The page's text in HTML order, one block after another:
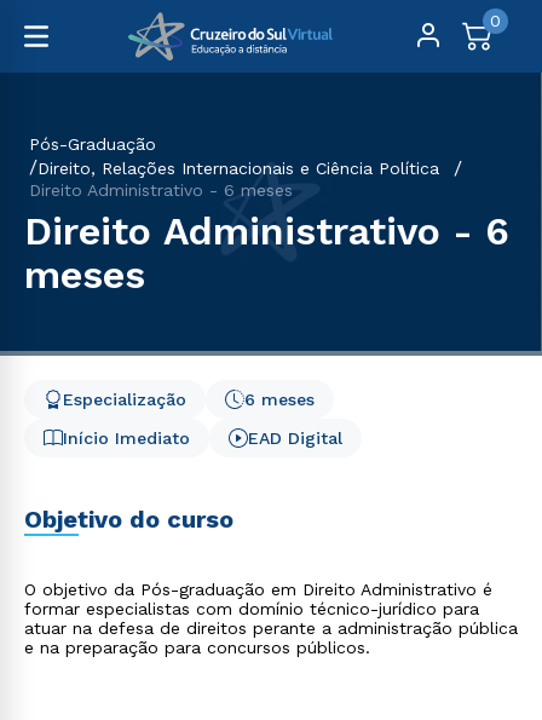
0
Pós-Graduação
Direito, Relações Internacionais e Ciência Política
Direito Administrativo - 6 meses
Direito Administrativo - 6
meses
Início Imediato
6 meses
Especialização
EAD Digital
Objetivo do curso
O objetivo da Pós-graduação em Direito Administrativo é
formar especialistas com domínio técnico-jurídico para
atuar na defesa de direitos perante a administração pública
e na preparação para concursos públicos.